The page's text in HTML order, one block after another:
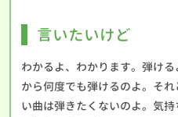
言いたいけど
わかるよ、わかります。弾け
から何度でも弾けるのよ。そ
い曲は弾きたくないのよ。気持